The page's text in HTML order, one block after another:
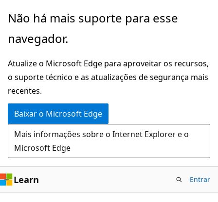
Pular
o
principal
Não há mais suporte para esse
navegador.
Atualize o Microsoft Edge para aproveitar os recursos,
o suporte técnico e as atualizações de segurança mais
recentes.
Baixar o Microsoft Edge
Mais informações sobre o Internet Explorer e o
Microsoft Edge
Learn Entrar